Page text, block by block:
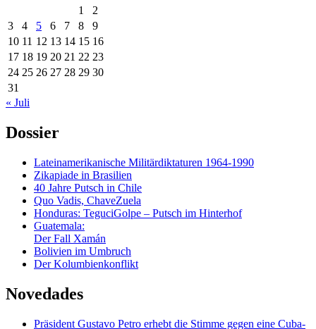
1
2
3
4 5 6 7 8
9
10 11 12 13 14 15 16
17 18 19 20 21 22 23
24 25 26 27 28 29 30
31
« Juli
Dossier
Lateinamerikanische Militärdiktaturen 1964-1990
Zikapiade in Brasilien
40 Jahre Putsch in Chile
Quo Vadis, ChaveZuela
Honduras: TeguciGolpe – Putsch im Hinterhof
Guatemala:
Der Fall Xamán
Bolivien im Umbruch
Der Kolumbienkonflikt
Novedades
Präsident Gustavo Petro erhebt die Stimme gegen eine Cuba-